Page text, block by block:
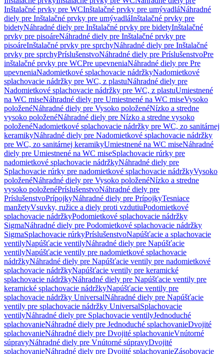
Inštalačné prvky pre WCInštalačné prvky pre umývadláNáhradné
diely pre Inštalačné prvky pre umývadláInštalačné prvky pre
bidetyNáhradné diely pre Inštalačné prvky pre bidetyInštalačné
prvky pre pisoáreNáhradné diely pre Inštalačné prvky pre
pisoáreInštalačné prvky pre sprchyNáhradné diely pre Inštalačné
prvky pre sprchyPríslušenstvoNáhradné diely pre PríslušenstvoPre
inštalačné prvky pre WCPre upevneniaNáhradné diely pre Pre
upevneniaNadomietkové splachovacie nádržkyNadomietkové
splachovacie nádržky pre WC, z plastuNáhradné diely pre
Nadomietkové splachovacie nádržky pre WC, z plastuUmiestnené
na WC miseNáhradné diely pre Umiestnené na WC miseVysoko
položenéNáhradné diely pre Vysoko položenéNízko a stredne
vysoko položenéNáhradné diely pre Nízko a stredne vysoko
položenéNadomietkové splachovacie nádržky pre WC, zo sanitárnej
keramikyNáhradné diely pre Nadomietkové splachovacie nádržky
pre WC, zo sanitárnej keramikyUmiestnené na WC miseNáhradné
diely pre Umiestnené na WC miseSplachovacie rúrky pre
nadomietkové splachovacie nádržkyNáhradné diely pre
Splachovacie rúrky pre nadomietkové splachovacie nádržkyVysoko
položenéNáhradné diely pre Vysoko položenéNízko a stredne
vysoko položenéPríslušenstvoNáhradné diely pre
PríslušenstvoPrípojkyNáhradné diely pre PrípojkyTesniace
manžetyVsuvky, ružice a diely proti vzdutiuPodomietkové
splachovacie nádržkyPodomietkové splachovacie nádržky
SigmaNáhradné diely pre Podomietkové splachovacie nádržky
SigmaSplachovacie rúrkyPríslušenstvoNapúšťacie a splachovacie
ventilyNapúšťacie ventilyNáhradné diely pre Napúšťacie
ventilyNapúšťacie ventily pre nadomietkové splachovacie
nádržkyNáhradné diely pre Napúšťacie ventily pre nadomietkové
splachovacie nádržkyNapúšťacie ventily pre keramické
splachovacie nádržkyNáhradné diely pre Napúšťacie ventily pre
keramické splachovacie nádržkyNapúšťacie ventily pre
splachovacie nádržky UniversalNáhradné diely pre Napúšťacie
ventily pre splachovacie nádržky UniversalSplachovacie
ventilyNáhradné diely pre Splachovacie ventilyJednoduché
splachovanieNáhradné diely pre Jednoduché splachovanieDvojité
splachovanieNáhradné diely pre Dvojité splachovanieVnútorné
súpravyNáhradné diely pre Vnútorné súpravyDvojité
splachovanieNáhradné diely pre Dvojité splachovanieZásobovacie